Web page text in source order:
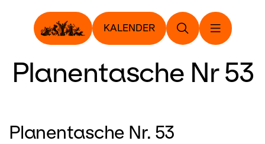
KALENDER
Planentasche Nr 53
Planentasche Nr. 53